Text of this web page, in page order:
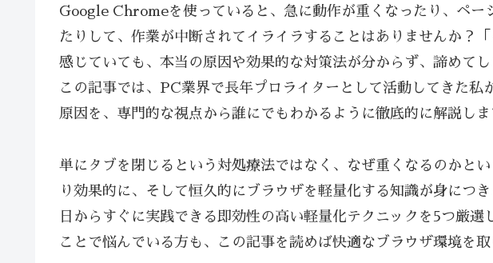
Google Chromeを使っていると、急に動作が重くなったり、ペー
たりして、作業が中断されてイライラすることはありませんか？
感じていても、本当の原因や効果的な対策法が分からず、諦めてし
この記事では、PC業界で長年プロライターとして活動してきた
原因を、専門的な視点から誰にでもわかるように徹底的に解説しま
単にタブを閉じるという対処療法ではなく、なぜ重くなるのかと
り効果的に、そして恒久的にブラウザを軽量化する知識が身につ
日からすぐに実践できる即効性の高い軽量化テクニックを5つ厳選
ことで悩んでいる方も、この記事を読めば快適なブラウザ環境を取